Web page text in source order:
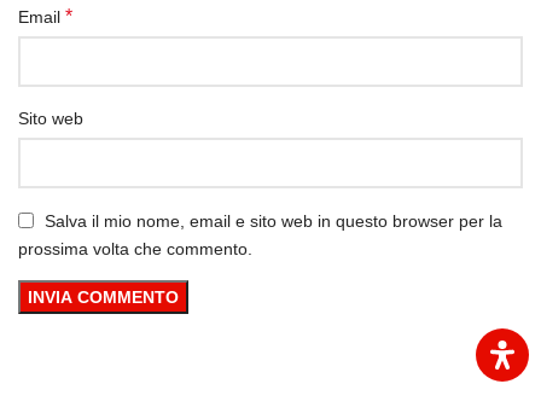
Email *
Sito web
Salva il mio nome, email e sito web in questo browser per la
prossima volta che commento.